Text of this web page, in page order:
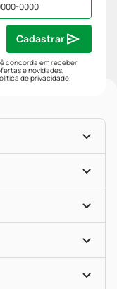
concorda em receber
e novidades,
de privacidade.
Cadastrar